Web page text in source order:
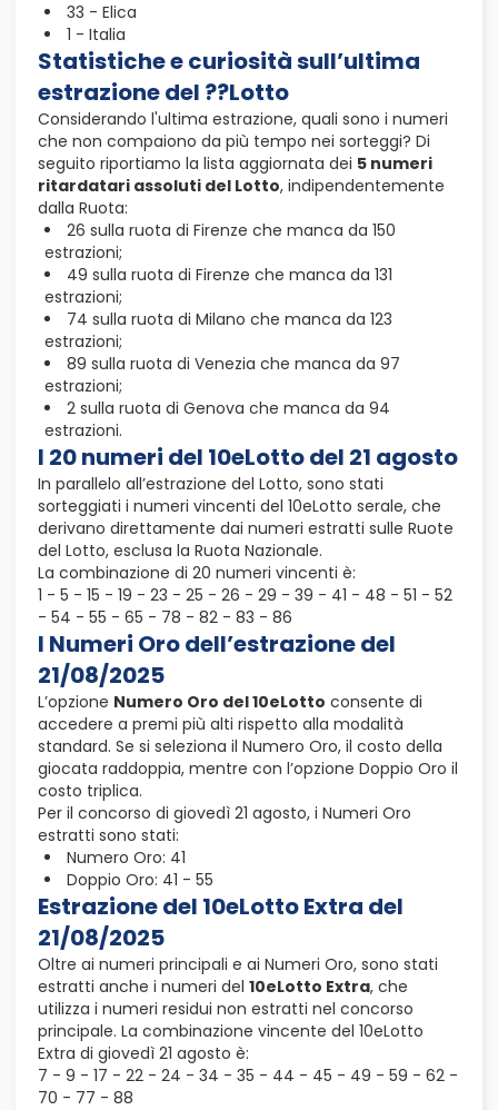
33 - Elica
1 - Italia
Statistiche e curiosità sull’ultima
estrazione del ??Lotto
Considerando l'ultima estrazione, quali sono i numeri
che non compaiono da più tempo nei sorteggi? Di
seguito riportiamo la lista aggiornata dei 5 numeri
ritardatari assoluti del Lotto, indipendentemente
dalla Ruota:
26 sulla ruota di Firenze che manca da 150
estrazioni;
49 sulla ruota di Firenze che manca da 131
estrazioni;
74 sulla ruota di Milano che manca da 123
estrazioni;
89 sulla ruota di Venezia che manca da 97
estrazioni;
2 sulla ruota di Genova che manca da 94
estrazioni.
I 20 numeri del 10eLotto del 21 agosto
In parallelo all’estrazione del Lotto, sono stati
sorteggiati i numeri vincenti del 10eLotto serale, che
derivano direttamente dai numeri estratti sulle Ruote
del Lotto, esclusa la Ruota Nazionale.
La combinazione di 20 numeri vincenti è:
1 - 5 - 15 - 19 - 23 - 25 - 26 - 29 - 39 - 41 - 48 - 51 - 52
- 54 - 55 - 65 - 78 - 82 - 83 - 86
I Numeri Oro dell’estrazione del
21/08/2025
L’opzione Numero Oro del 10eLotto consente di
accedere a premi più alti rispetto alla modalità
standard. Se si seleziona il Numero Oro, il costo della
giocata raddoppia, mentre con l’opzione Doppio Oro il
costo triplica.
Per il concorso di giovedì 21 agosto, i Numeri Oro
estratti sono stati:
Numero Oro: 41
Doppio Oro: 41 - 55
Estrazione del 10eLotto Extra del
21/08/2025
Oltre ai numeri principali e ai Numeri Oro, sono stati
estratti anche i numeri del 10eLotto Extra, che
utilizza i numeri residui non estratti nel concorso
principale. La combinazione vincente del 10eLotto
Extra di giovedì 21 agosto è:
7 - 9 - 17 - 22 - 24 - 34 - 35 - 44 - 45 - 49 - 59 - 62 -
70 - 77 - 88